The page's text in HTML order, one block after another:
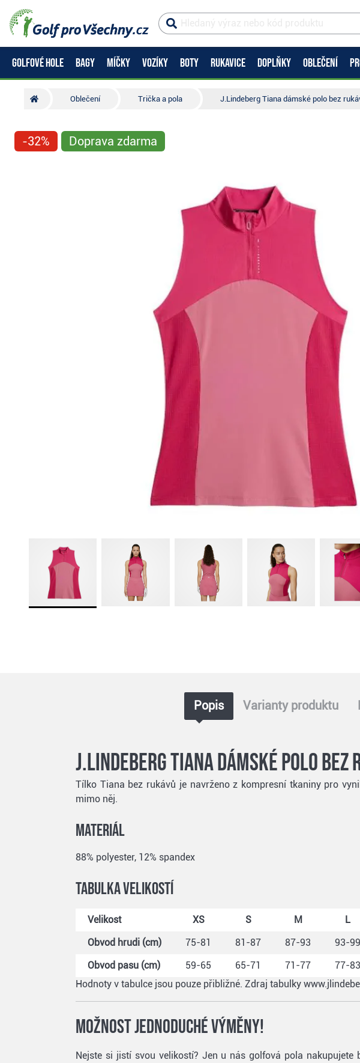
GOLFOVÉ HOLE BAGY MÍČKY VOZÍKY BOTY RUKAVICE DOPLŇKY OBLEČENÍ
Oblečení Trička a pola J.Lindeberg Tiana dámské polo bez
-32% Doprava zdarma
Popis Varianty produktu
J.Lindeberg Tiana dámské polo
Tílko Tiana bez rukávů je navrženo z kompresní tkaniny pro
mimo něj.
Materiál
88% polyester, 12% spandex
Tabulka velikostí
Velikost XS S M L
Obvod hrudi (cm)
75-81 81-87 87-93 93-99
Obvod pasu (cm)
59-65 65-71 71-77 77-83
Hodnoty v tabulce jsou pouze přibližné. Zdraj tabulky
Možnost jednoduché výměny!
Nejste si jistí svou velikostí? Jen u nás golfová pola